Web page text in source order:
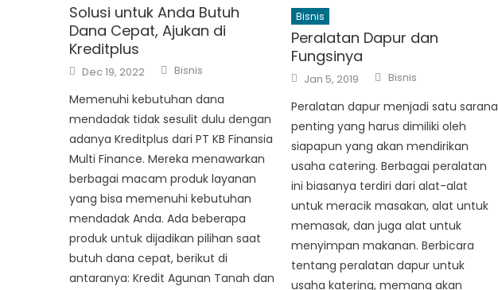
Solusi untuk Anda Butuh
Dana Cepat, Ajukan di
Kreditplus
Posted
on
Dec 19, 2022 Author
Bisnis
Memenuhi kebutuhan dana
mendadak tidak sesulit dulu dengan
adanya Kreditplus dari PT KB Finansia
Multi Finance. Mereka menawarkan
berbagai macam produk layanan
yang bisa memenuhi kebutuhan
mendadak Anda. Ada beberapa
produk untuk dijadikan pilihan saat
butuh dana cepat, berikut di
antaranya: Kredit Agunan Tanah dan
Bisnis
Peralatan Dapur dan
Fungsinya
Posted
on
Jan 5, 2019 Author
Bisnis
Peralatan dapur menjadi satu sarana
penting yang harus dimiliki oleh
siapapun yang akan mendirikan
usaha catering. Berbagai peralatan
ini biasanya terdiri dari alat-alat
untuk meracik masakan, alat untuk
memasak, dan juga alat untuk
menyimpan makanan. Berbicara
tentang peralatan dapur untuk
usaha katering, memang akan